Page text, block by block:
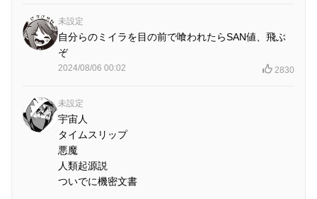
未設定
自分らのミイラを目の前で喰われたらSAN値、飛ぶ
ぞ
2024/08/06 00:02 2830
未設定
宇宙人
タイムスリップ
悪魔
人類起源説
ついでに機密文書